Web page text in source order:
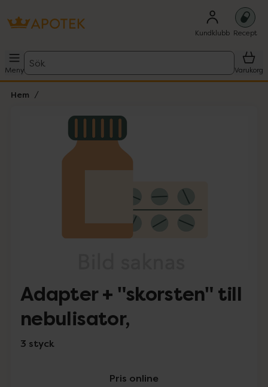
Kundklubb Recept
Meny
Sök
Varukorg
Hem
Lista: . Innehåller 1 objekt.
Adapter + "skorsten" till
nebulisator,
3 styck
Pris online